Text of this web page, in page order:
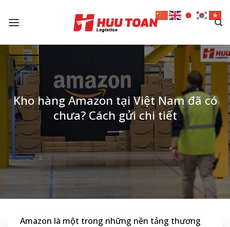
Kho hàng Amazon tại Việt Nam đã có
chưa? Cách gửi chi tiết
Amazon là một trong những nền tảng thương